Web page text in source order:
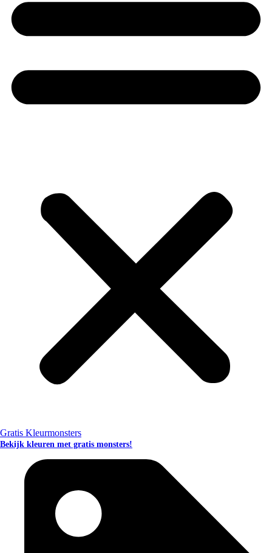
Gratis Kleurmonsters
Bekijk kleuren met gratis monsters!